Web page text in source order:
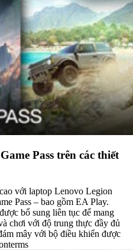
Pass trên các thiết
với laptop Lenovo Legion
Pass – bao gồm EA Play.
bổ sung liên tục để mang
chơi với độ trung thực đầy đủ
mây với bộ điều khiển được